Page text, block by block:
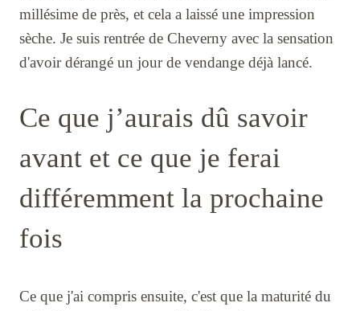
millésime de près, et cela a laissé une impression
sèche. Je suis rentrée de Cheverny avec la sensation
d'avoir dérangé un jour de vendange déjà lancé.
Ce que j’aurais dû savoir
avant et ce que je ferai
différemment la prochaine
fois
Ce que j'ai compris ensuite, c'est que la maturité du